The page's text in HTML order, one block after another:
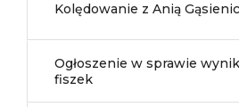
Kolędowanie z Anią
Ogłoszenie w sprawie
fiszek